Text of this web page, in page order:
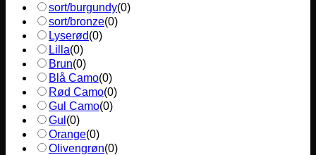
sort/burgundy(0)
sort/bronze(0)
Lyserød(0)
Lilla(0)
Brun(0)
Blå Camo(0)
Rød Camo(0)
Gul Camo(0)
Gul (0)
Orange(0)
Olivengrøn(0)